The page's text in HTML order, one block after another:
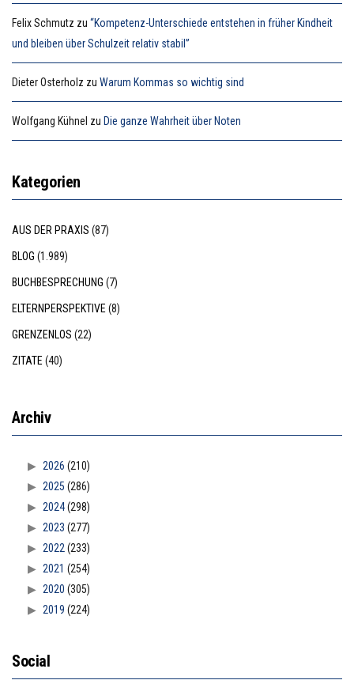
Felix Schmutz zu “Kompetenz-Unterschiede entstehen in früher Kindheit
und bleiben über Schulzeit relativ stabil”
Dieter Osterholz zu Warum Kommas so wichtig sind
Wolfgang Kühnel zu Die ganze Wahrheit über Noten
Kategorien
AUS DER PRAXIS (87)
BLOG (1.989)
BUCHBESPRECHUNG (7)
ELTERNPERSPEKTIVE(8)
GRENZENLOS (22)
ZITATE(40)
Archiv
2026 (210)
2025 (286)
2024(298)
2023 (277)
2022(233)
2021 (254)
2020 (305)
2019 (224)
Social